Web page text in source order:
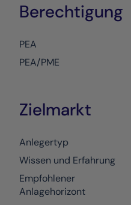
Berechtigung
PEA
PEA/PME
Zielmarkt
Anlegertyp
Wissen und Erfahrung
Empfohlener
Anlagehorizont